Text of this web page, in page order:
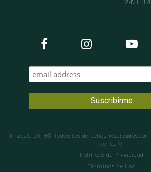
2421-
Anacafé 2018© Todos los derechos
del Café.
Politicas de Privacidad
Terminos de Uso